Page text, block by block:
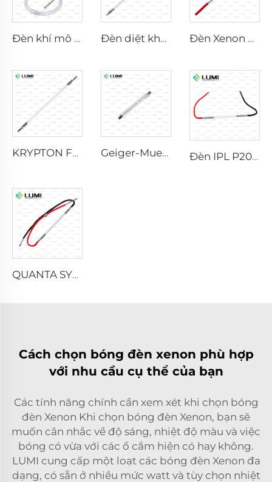
Đèn khí mô phỏng ánh sáng mặt trời D1200 – 10×110 mm Đèn diệt khuẩn xung mạnh L5590 – 9×250×300 mm Đèn Xenon Laser L2021-7×65×130 mm
KRYPTON FLASH Geiger-Mueller M4011 Đèn IPL P2021-7×65×130 mm
QUANTA SYSTEM
Cách chọn bóng đèn xenon phù hợp
với nhu cầu cụ thể của bạn
Các tính năng chính cần xem xét khi chọn bóng
đèn Xenon Khi chọn bóng đèn Xenon, bạn sẽ
muốn cân nhắc về độ sáng, nhiệt độ màu và việc
bóng có vừa với các ổ cắm hiện có hay không.
LUMI cung cấp một loạt các bóng đèn Xenon đa
dạng, có sẵn ở nhiều mức watt và tùy chọn nhiệt